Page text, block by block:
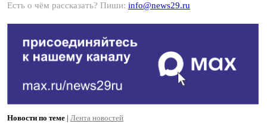
Есть о чём рассказать? Пиши: info@news29.ru
Новости по теме | Лента новостей